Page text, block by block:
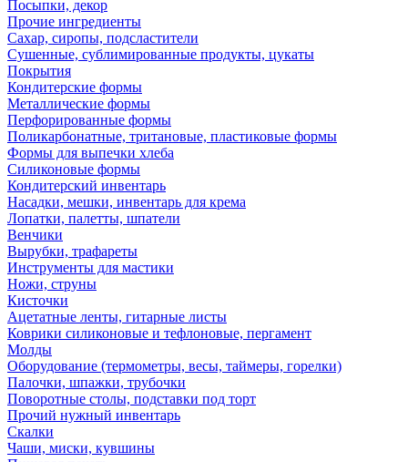
Посыпки, декор
Прочие ингредиенты
Сахар, сиропы, подсластители
Сушенные, сублимированные продукты, цукаты
Покрытия
Кондитерские формы
Металлические формы
Перфорированные формы
Поликарбонатные, тритановые, пластиковые формы
Формы для выпечки хлеба
Силиконовые формы
Кондитерский инвентарь
Насадки, мешки, инвентарь для крема
Лопатки, палетты, шпатели
Венчики
Вырубки, трафареты
Инструменты для мастики
Ножи, струны
Кисточки
Ацетатные ленты, гитарные листы
Коврики силиконовые и тефлоновые, пергамент
Молды
Оборудование (термометры, весы, таймеры, горелки)
Палочки, шпажки, трубочки
Поворотные столы, подставки под торт
Прочий нужный инвентарь
Скалки
Чаши, миски, кувшины